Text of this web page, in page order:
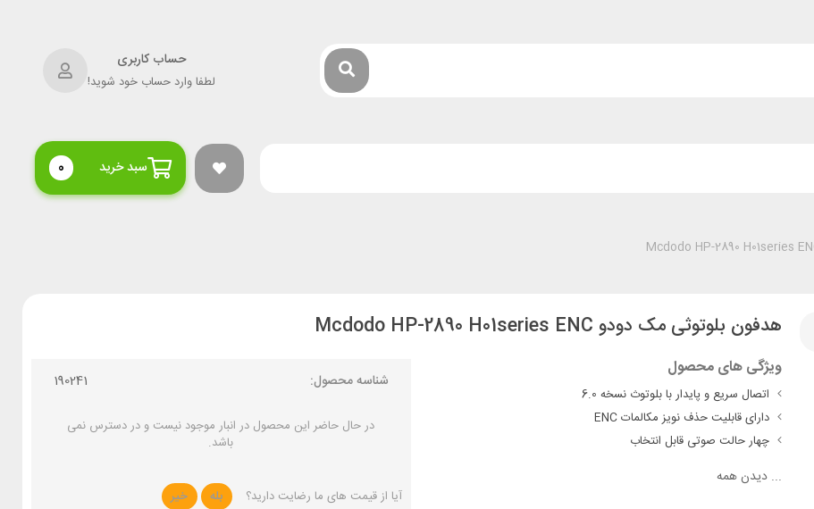
حساب کاربری
لطفا وارد حساب خود شوید!
سبد خرید 0
هدفون بلوتوثی مک دودو Mcdodo HP-2890 H01series ENC
ویژگی های محصول
اتصال سریع و پایدار با بلوتوث نسخه 6.0
دارای قابلیت حذف نویز مکالمات ENC
چهار حالت صوتی قابل انتخاب
...دیدن همه
شناسه محصول: 190241
در حال حاضر این محصول در انبار موجود نیست و در دسترس نمی
باشد.
آیا از قیمت های ما رضایت دارید؟ بله خیر